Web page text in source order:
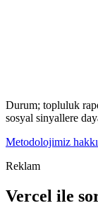
Durum; topluluk
sosyal sinyallere
Metodolojimiz
Reklam
Vercel ile